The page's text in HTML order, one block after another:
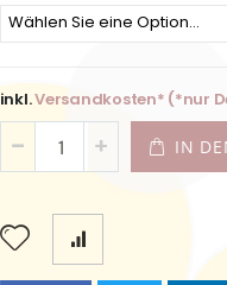
inkl.Versandkosten* (*nur
IN